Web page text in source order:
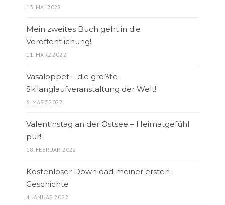
13. MAI 2022
Mein zweites Buch geht in die
Veröffentlichung!
11. MÄRZ 2022
Vasaloppet – die größte
Skilanglaufveranstaltung der Welt!
6. MÄRZ 2022
Valentinstag an der Ostsee – Heimatgefühl
pur!
18. FEBRUAR 2022
Kostenloser Download meiner ersten
Geschichte
4. JANUAR 2022